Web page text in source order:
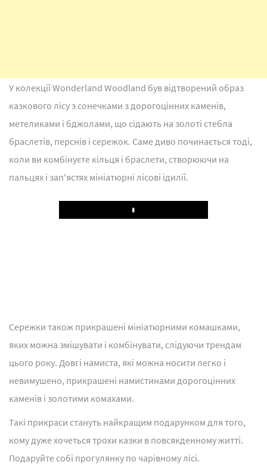
У колекції Wonderland Woodland був відтворений образ
казкового лісу з сонечками з дорогоцінних каменів,
метеликами і бджолами, що сідають на золоті стебла
браслетів, перснів і сережок. Саме диво починається тоді,
коли ви комбінуєте кільця і браслети, створюючи на
пальцях і зап'ястях мініатюрні лісові ідилії.
Play
Сережки також прикрашені мініатюрними комашками,
яких можна змішувати і комбінувати, слідуючи трендам
цього року. Довгі намиста, які можна носити легко і
невимушено, прикрашені намистинами дорогоцінних
каменів і золотими комахами.
Такі прикраси стануть найкращим подарунком для того,
кому дуже хочеться трохи казки в повсякденному житті.
Подаруйте собі прогулянку по чарівному лісі.